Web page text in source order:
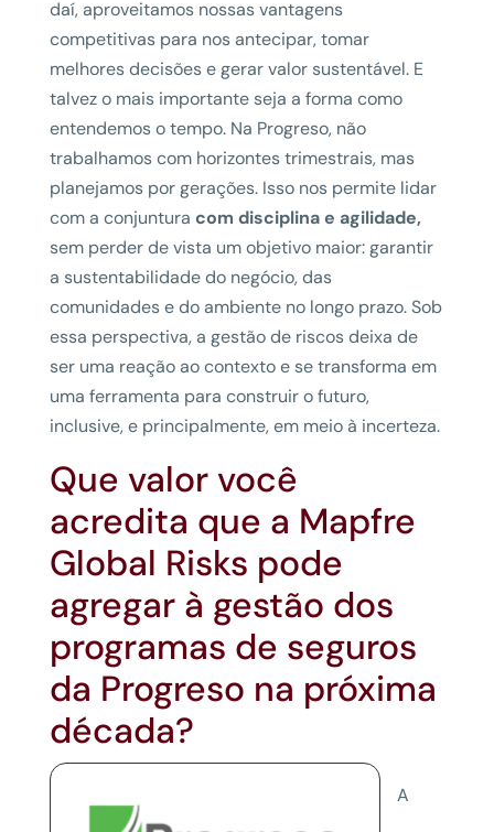
daí, aproveitamos nossas vantagens
competitivas para nos antecipar, tomar
melhores decisões e gerar valor sustentável. E
talvez o mais importante seja a forma como
entendemos o tempo. Na Progreso, não
trabalhamos com horizontes trimestrais, mas
planejamos por gerações. Isso nos permite lidar
com a conjuntura com disciplina e agilidade,
sem perder de vista um objetivo maior: garantir
a sustentabilidade do negócio, das
comunidades e do ambiente no longo prazo. Sob
essa perspectiva, a gestão de riscos deixa de
ser uma reação ao contexto e se transforma em
uma ferramenta para construir o futuro,
inclusive, e principalmente, em meio à incerteza.
Que valor você
acredita que a Mapfre
Global Risks pode
agregar à gestão dos
programas de seguros
da Progreso na próxima
década?
A